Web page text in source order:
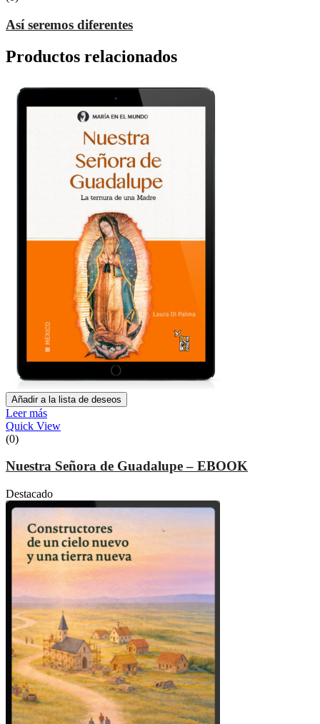
Así seremos diferentes
Productos relacionados
Añadir a la lista de deseos
Leer más
Quick View
(0)
Nuestra Señora de Guadalupe – EBOOK
Destacado